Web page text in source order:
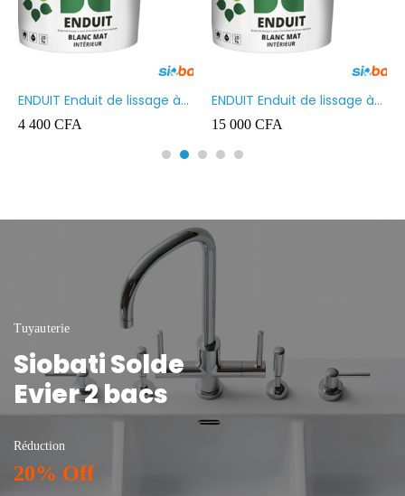
ENDUIT Enduit de lissage à
base d’émulsion en phase
aqueuse 5kg
4 400 CFA
ENDUIT Enduit de lissage à
base d’émulsion en phase
aqueuse 20kg
15 000 CFA
Tuyauterie
Siobati Solde
Evier 2 bacs
Réduction
20% Off